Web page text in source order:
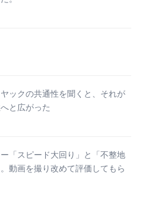
ックの共通性を聞くと、それが
と広がった
「スピード大回り」と「不整地
動画を撮り改めて評価してもら